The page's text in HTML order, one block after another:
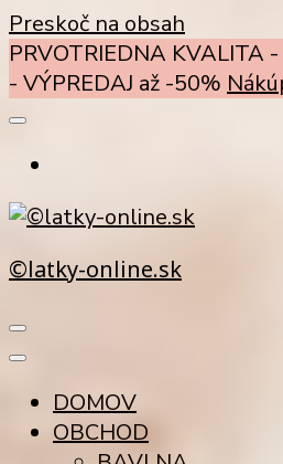
Preskoč na obsah
PRVOTRIEDNA KVALITA
- VÝPREDAJ až -50%
©latky-online.sk
DOMOV
OBCHOD